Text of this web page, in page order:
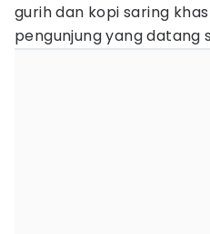
gurih dan kopi saring
pengunjung yang datang